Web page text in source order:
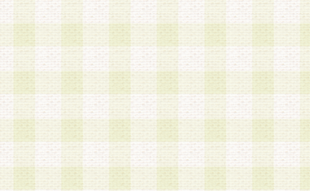
貸与、名義変更、売買その他形態を問わず第三者
ならないものとします。
4.当社は、会員によるログインIDおよびパスワー
盗用など第三者の利用に伴う損害の発生について
き事由の有無、その他原因の如何を問わず、一切
のとします。
第5条 会員の登録情報
1.当社は、会員の登録情報に含まれる氏名・住所
アドレス等会員個人を識別できる情報を当社が別
シーポリシー
」に基づき適切に取り扱うものとし